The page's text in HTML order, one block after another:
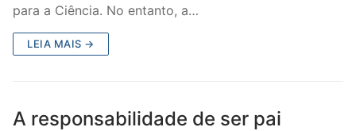
para a Ciência. No entanto, a…
LEIA MAIS →
A responsabilidade de ser pai